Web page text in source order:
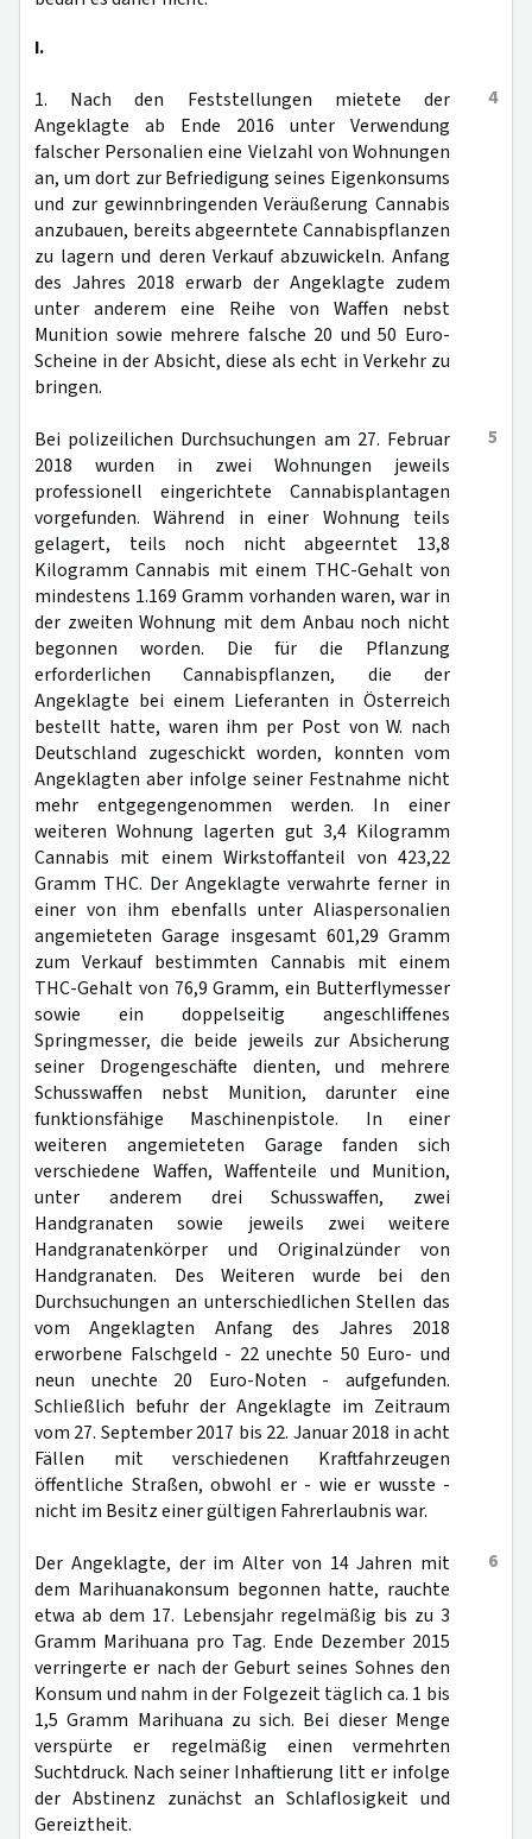
I.
4
1. Nach den Feststellungen mietete der
Angeklagte ab Ende 2016 unter Verwendung
falscher Personalien eine Vielzahl von Wohnungen
an, um dort zur Befriedigung seines Eigenkonsums
und zur gewinnbringenden Veräußerung Cannabis
anzubauen, bereits abgeerntete Cannabispflanzen
zu lagern und deren Verkauf abzuwickeln. Anfang
des Jahres 2018 erwarb der Angeklagte zudem
unter anderem eine Reihe von Waffen nebst
Munition sowie mehrere falsche 20 und 50 Euro-
Scheine in der Absicht, diese als echt in Verkehr zu
bringen.
5
Bei polizeilichen Durchsuchungen am 27. Februar
2018 wurden in zwei Wohnungen jeweils
professionell eingerichtete Cannabisplantagen
vorgefunden. Während in einer Wohnung teils
gelagert, teils noch nicht abgeerntet 13,8
Kilogramm Cannabis mit einem THC-Gehalt von
mindestens 1.169 Gramm vorhanden waren, war in
der zweiten Wohnung mit dem Anbau noch nicht
begonnen worden. Die für die Pflanzung
erforderlichen Cannabispflanzen, die der
Angeklagte bei einem Lieferanten in Österreich
bestellt hatte, waren ihm per Post von W. nach
Deutschland zugeschickt worden, konnten vom
Angeklagten aber infolge seiner Festnahme nicht
mehr entgegengenommen werden. In einer
weiteren Wohnung lagerten gut 3,4 Kilogramm
Cannabis mit einem Wirkstoffanteil von 423,22
Gramm THC. Der Angeklagte verwahrte ferner in
einer von ihm ebenfalls unter Aliaspersonalien
angemieteten Garage insgesamt 601,29 Gramm
zum Verkauf bestimmten Cannabis mit einem
THC-Gehalt von 76,9 Gramm, ein Butterflymesser
sowie ein doppelseitig angeschliffenes
Springmesser, die beide jeweils zur Absicherung
seiner Drogengeschäfte dienten, und mehrere
Schusswaffen nebst Munition, darunter eine
funktionsfähige Maschinenpistole. In einer
weiteren angemieteten Garage fanden sich
verschiedene Waffen, Waffenteile und Munition,
unter anderem drei Schusswaffen, zwei
Handgranaten sowie jeweils zwei weitere
Handgranatenkörper und Originalzünder von
Handgranaten. Des Weiteren wurde bei den
Durchsuchungen an unterschiedlichen Stellen das
vom Angeklagten Anfang des Jahres 2018
erworbene Falschgeld - 22 unechte 50 Euro- und
neun unechte 20 Euro-Noten - aufgefunden.
Schließlich befuhr der Angeklagte im Zeitraum
vom 27. September 2017 bis 22. Januar 2018 in acht
Fällen mit verschiedenen Kraftfahrzeugen
öffentliche Straßen, obwohl er - wie er wusste -
nicht im Besitz einer gültigen Fahrerlaubnis war.
6
Der Angeklagte, der im Alter von 14 Jahren mit
dem Marihuanakonsum begonnen hatte, rauchte
etwa ab dem 17. Lebensjahr regelmäßig bis zu 3
Gramm Marihuana pro Tag. Ende Dezember 2015
verringerte er nach der Geburt seines Sohnes den
Konsum und nahm in der Folgezeit täglich ca. 1 bis
1,5 Gramm Marihuana zu sich. Bei dieser Menge
verspürte er regelmäßig einen vermehrten
Suchtdruck. Nach seiner Inhaftierung litt er infolge
der Abstinenz zunächst an Schlaflosigkeit und
Gereiztheit.